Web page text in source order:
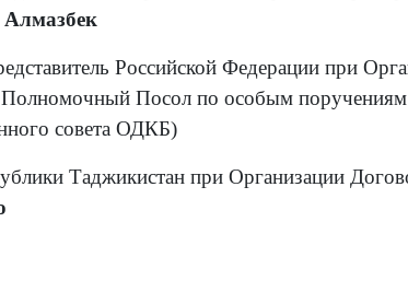
Российской Федерации при
Полномочный Посол по особым
совета ОДКБ)
Таджикистан при Организации